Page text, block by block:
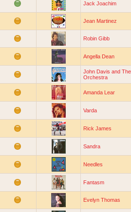
Jack Joachim
Jean Martinez
Robin Gibb
Angella Dean
John Davis and
Orchestra
Amanda Lear
Varda
Rick James
Sandra
Needles
Fantasm
Evelyn Thomas